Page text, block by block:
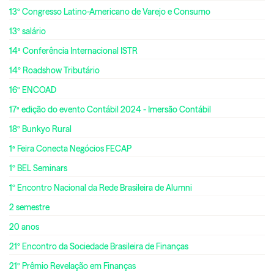
13º Congresso Latino-Americano de Varejo e Consumo
13º salário
14ª Conferência Internacional ISTR
14º Roadshow Tributário
16º ENCOAD
17ª edição do evento Contábil 2024 - Imersão Contábil
18º Bunkyo Rural
1ª Feira Conecta Negócios FECAP
1º BEL Seminars
1º Encontro Nacional da Rede Brasileira de Alumni
2 semestre
20 anos
21º Encontro da Sociedade Brasileira de Finanças
21º Prêmio Revelação em Finanças